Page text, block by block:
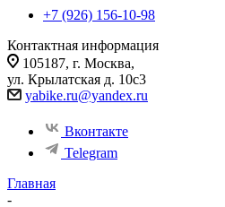
+7 (926) 156-10-98
Контактная информация
105187, г. Москва,
ул. Крылатская д. 10с3
yabike.ru@yandex.ru
Вконтакте
Telegram
Главная
-